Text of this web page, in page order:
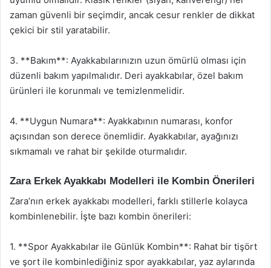
zaman güvenli bir seçimdir, ancak cesur renkler de dikkat
çekici bir stil yaratabilir.
3. **Bakım**: Ayakkabılarınızın uzun ömürlü olması için
düzenli bakım yapılmalıdır. Deri ayakkabılar, özel bakım
ürünleri ile korunmalı ve temizlenmelidir.
4. **Uygun Numara**: Ayakkabının numarası, konfor
açısından son derece önemlidir. Ayakkabılar, ayağınızı
sıkmamalı ve rahat bir şekilde oturmalıdır.
Zara Erkek Ayakkabı Modelleri ile Kombin Önerileri
Zara’nın erkek ayakkabı modelleri, farklı stillerle kolayca
kombinlenebilir. İşte bazı kombin önerileri:
1. **Spor Ayakkabılar ile Günlük Kombin**: Rahat bir tişört
ve şort ile kombinlediğiniz spor ayakkabılar, yaz aylarında